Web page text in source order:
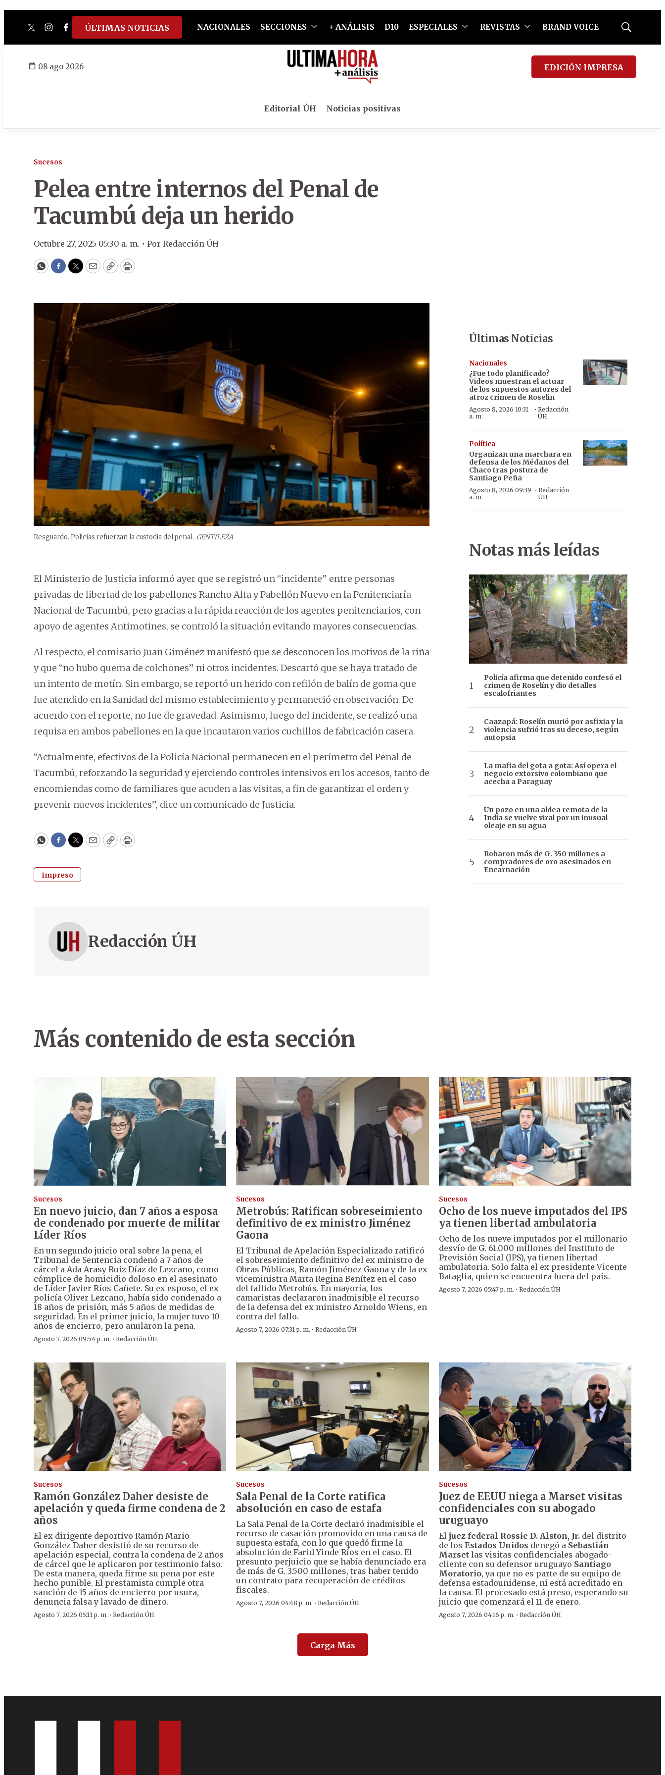
twitterinstagram
facebook
tiktokyoutube
spotify
ÚLTIMAS NOTICIAS NACIONALES SECCIONES + ANÁLISIS D10 ESPECIALES REVISTAS BRAND VOICE
Mostrar
08 ago 2026 EDICIÓN IMPRESA
Editorial ÚH Noticias positivas
Sucesos
Pelea entre internos del Penal de
Tacumbú deja un herido
Octubre 27, 2025 05:30 a. m. • Por Redacción ÚH
WhatsApp
Facebook
Twitter
EmailCopyPrint
Resguardo. Policías refuerzan la custodia del penal. GENTILEZA
El Ministerio de Justicia informó ayer que se registró un “incidente” entre personas
privadas de libertad de los pabellones Rancho Alta y Pabellón Nuevo en la Penitenciaría
Nacional de Tacumbú, pero gracias a la rápida reacción de los agentes penitenciarios, con
apoyo de agentes Antimotines, se controló la situación evitando mayores consecuencias.
Al respecto, el comisario Juan Giménez manifestó que se desconocen los motivos de la riña
y que “no hubo quema de colchones” ni otros incidentes. Descartó que se haya tratado de
un intento de motín. Sin embargo, se reportó un herido con refilón de balín de goma que
fue atendido en la Sanidad del mismo establecimiento y permaneció en observación. De
acuerdo con el reporte, no fue de gravedad. Asimismo, luego del incidente, se realizó una
requisa en ambos pabellones en la que incautaron varios cuchillos de fabricación casera.
“Actualmente, efectivos de la Policía Nacional permanecen en el perímetro del Penal de
Tacumbú, reforzando la seguridad y ejerciendo controles intensivos en los accesos, tanto de
encomiendas como de familiares que acuden a las visitas, a fin de garantizar el orden y
prevenir nuevos incidentes”, dice un comunicado de Justicia.
WhatsApp
Facebook
Twitter
EmailCopyPrint
Impreso
Redacción ÚH
Últimas Noticias
Nacionales
¿Fue todo planificado?
Videos muestran el actuar
de los supuestos autores del
atroz crimen de Roselin
Agosto 8, 2026 10:31
a. m.
· Redacción
ÚH
Política
Organizan una marchara en
defensa de los Médanos del
Chaco tras postura de
Santiago Peña
Agosto 8, 2026 09:39
a. m.
·Redacción
ÚH
Notas más leídas
Policía afirma que detenido confesó el
crimen de Roselín y dio detalles
escalofriantes
Caazapá: Roselín murió por asfixia y la
violencia sufrió tras su deceso, según
autopsia
La mafia del gota a gota: Así opera el
negocio extorsivo colombiano que
acecha a Paraguay
Un pozo en una aldea remota de la
India se vuelve viral por un inusual
oleaje en su agua
Robaron más de G. 350 millones a
compradores de oro asesinados en
Encarnación
Más contenido de esta sección
Sucesos
En nuevo juicio, dan 7 años a esposa
de condenado por muerte de militar
Líder Ríos
En un segundo juicio oral sobre la pena, el
Tribunal de Sentencia condenó a 7 años de
cárcel a Ada Arasy Ruiz Díaz de Lezcano, como
cómplice de homicidio doloso en el asesinato
de Líder Javier Ríos Cañete. Su ex esposo, el ex
policía Oliver Lezcano, había sido condenado a
18 años de prisión, más 5 años de medidas de
seguridad. En el primer juicio, la mujer tuvo 10
años de encierro, pero anularon la pena.
Agosto 7, 2026 09:54 p. m. · Redacción ÚH
Sucesos
Metrobús: Ratifican sobreseimiento
definitivo de ex ministro Jiménez
Gaona
El Tribunal de Apelación Especializado ratificó
el sobreseimiento definitivo del ex ministro de
Obras Públicas, Ramón Jiménez Gaona y de la ex
viceministra Marta Regina Benítez en el caso
del fallido Metrobús. En mayoría, los
camaristas declararon inadmisible el recurso
de la defensa del ex ministro Arnoldo Wiens, en
contra del fallo.
Agosto 7, 2026 07:31 p. m. ·Redacción ÚH
Sucesos
Ocho de los nueve imputados del IPS
ya tienen libertad ambulatoria
Ocho de los nueve imputados por el millonario
desvío de G. 61.000 millones del Instituto de
Previsión Social (IPS), ya tienen libertad
ambulatoria. Solo falta el ex presidente Vicente
Bataglia, quien se encuentra fuera del país.
Agosto 7, 2026 05:47 p. m. · Redacción ÚH
Sucesos
Ramón González Daher desiste de
apelación y queda firme condena de 2
años
El ex dirigente deportivo Ramón Mario
González Daher desistió de su recurso de
apelación especial, contra la condena de 2 años
de cárcel que le aplicaron por testimonio falso.
De esta manera, queda firme su pena por este
hecho punible. El prestamista cumple otra
sanción de 15 años de encierro por usura,
denuncia falsa y lavado de dinero.
Agosto 7, 2026 05:11 p. m. · Redacción ÚH
Sucesos
Sala Penal de la Corte ratifica
absolución en caso de estafa
La Sala Penal de la Corte declaró inadmisible el
recurso de casación promovido en una causa de
supuesta estafa, con lo que quedó firme la
absolución de Farid Yinde Ríos en el caso. El
presunto perjuicio que se había denunciado era
de más de G. 3.500 millones, tras haber tenido
un contrato para recuperación de créditos
fiscales.
Agosto 7, 2026 04:48 p. m. ·Redacción ÚH
Sucesos
Juez de EEUU niega a Marset visitas
confidenciales con su abogado
uruguayo
El juez federal Rossie D. Alston, Jr.del distrito
de los Estados Unidos denegó a Sebastián
Marsetlas visitas confidenciales abogado-
cliente con su defensor uruguayo Santiago
Moratorio, ya que no es parte de su equipo de
defensa estadounidense, ni está acreditado en
la causa. El procesado está preso, esperando su
juicio que comenzará el 11 de enero.
Agosto 7, 2026 04:16 p. m. · Redacción ÚH
Carga Más